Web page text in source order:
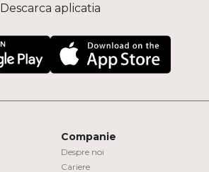
Descarca aplicatia
Companie
Despre noi
Cariere